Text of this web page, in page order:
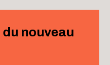
nouveau